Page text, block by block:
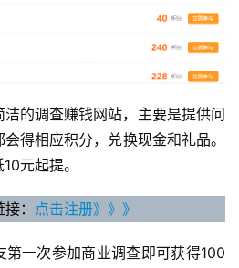
的调查赚钱网站，主要是提供问
得相应积分，兑换现金和礼品。
元起提。
： 点击注册》》》
第一次参加商业调查即可获得100